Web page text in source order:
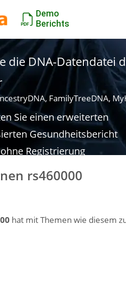
Demo
Berichts
die DNA-Datendatei
FamilyTreeDNA,
Sie einen erweiterten
Gesundheitsbericht
Registrierung
rs460000
hat mit Themen wie diesem